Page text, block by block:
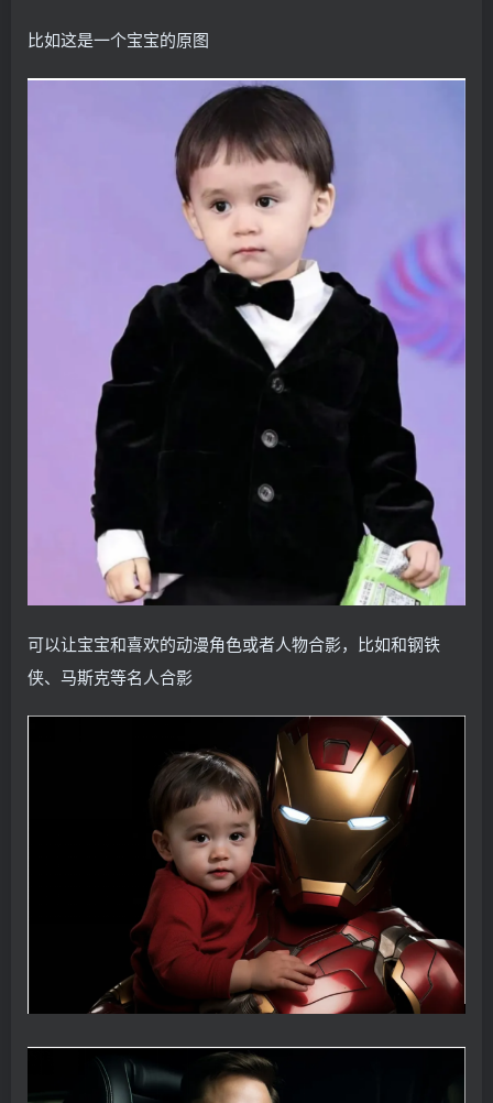
比如这是一个宝宝的原图
可以让宝宝和喜欢的动漫角色或者人物合影，比如和钢铁
侠、马斯克等名人合影